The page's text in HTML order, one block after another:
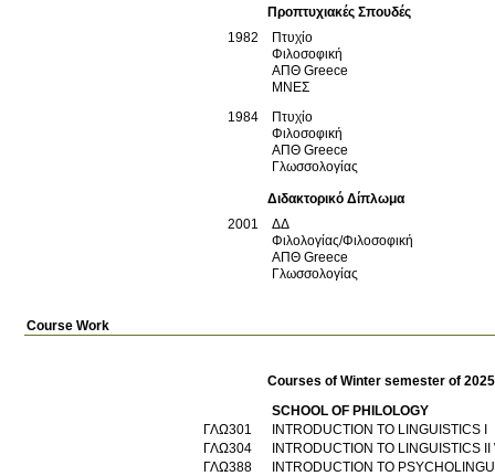
Προπτυχιακές Σπουδές
1982
Πτυχίο
Φιλοσοφική
ΑΠΘ Greece
ΜΝΕΣ
1984
Πτυχίο
Φιλοσοφική
ΑΠΘ Greece
Γλωσσολογίας
Διδακτορικό Δίπλωμα
2001
ΔΔ
Φιλολογίας/Φιλοσοφική
ΑΠΘ Greece
Γλωσσολογίας
Course Work
Courses of Winter semester of
SCHOOL OF PHILOLOGY
ΓΛΩ301
INTRODUCTION TO LINGUISTICS I
ΓΛΩ304
INTRODUCTION TO LINGUISTICS
ΓΛΩ388
INTRODUCTION TO